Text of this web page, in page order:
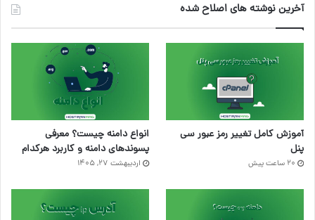
آخرین نوشته های اصلاح شده
آموزش کامل تغییر رمز عبور سی
پنل
20 ساعت پیش
انواع دامنه چیست؟ معرفی
پسوندهای دامنه و کاربرد هرکدام
اردیبهشت ۲۷, ۱۴۰۵